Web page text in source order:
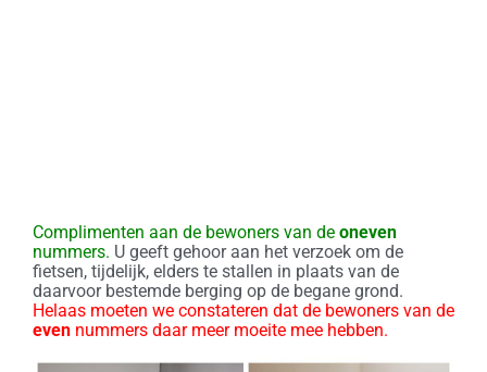
Complimenten aan de bewoners van de oneven
nummers. U geeft gehoor aan het verzoek om de
fietsen, tijdelijk, elders te stallen in plaats van de
daarvoor bestemde berging op de begane grond.
Helaas moeten we constateren dat de bewoners van de
even nummers daar meer moeite mee hebben.